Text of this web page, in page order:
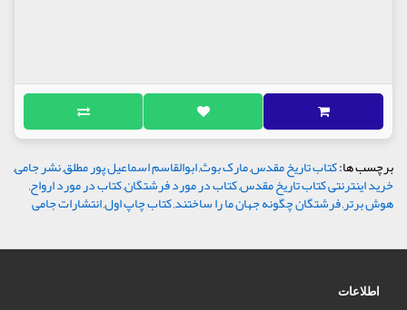
برچسب ها:کتاب تاریخ مقدس,مارک بوث,ابوالقاسم اسماعیل پور مطلق,نشر جامی,
خرید اینترنتی کتاب تاریخ مقدس,کتاب در مورد فرشتگان,کتاب در مورد ارواح,
هوش برتر,فرشتگان چگونه جهان ما را ساختند,کتاب چاپ اول,انتشارات جامی
اطلاعات